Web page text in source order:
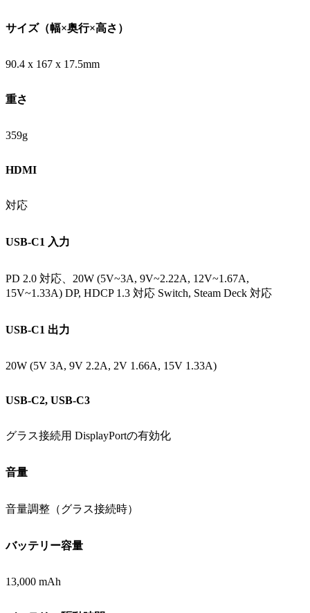
サイズ（幅×奥行×高さ）
90.4 x 167 x 17.5mm
重さ
359g
HDMI
対応
USB-C1 入力
PD 2.0 対応、20W (5V~3A, 9V~2.22A, 12V~1.67A,
15V~1.33A) DP, HDCP 1.3 対応 Switch, Steam Deck 対応
USB-C1 出力
20W (5V 3A, 9V 2.2A, 2V 1.66A, 15V 1.33A)
USB-C2, USB-C3
グラス接続用 DisplayPortの有効化
音量
音量調整（グラス接続時）
バッテリー容量
13,000 mAh